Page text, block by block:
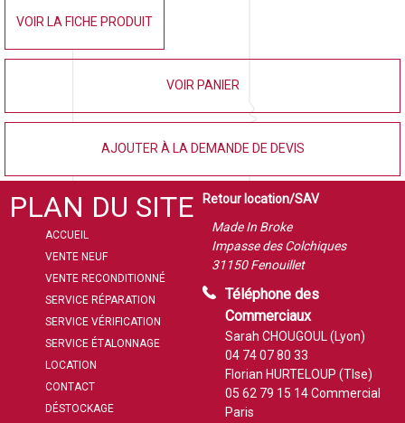
VOIR LA FICHE PRODUIT
VOIR PANIER
AJOUTER À LA DEMANDE DE DEVIS
PLAN DU SITE
ACCUEIL
VENTE NEUF
VENTE RECONDITIONNÉ
SERVICE RÉPARATION
SERVICE VÉRIFICATION
SERVICE ÉTALONNAGE
LOCATION
CONTACT
DÉSTOCKAGE
Retour location/SAV
Made In Broke
Impasse des Colchiques
31150 Fenouillet
Téléphone des
Commerciaux
Sarah CHOUGOUL (Lyon)
04 74 07 80 33
Florian HURTELOUP (Tlse)
05 62 79 15 14Commercial
Paris